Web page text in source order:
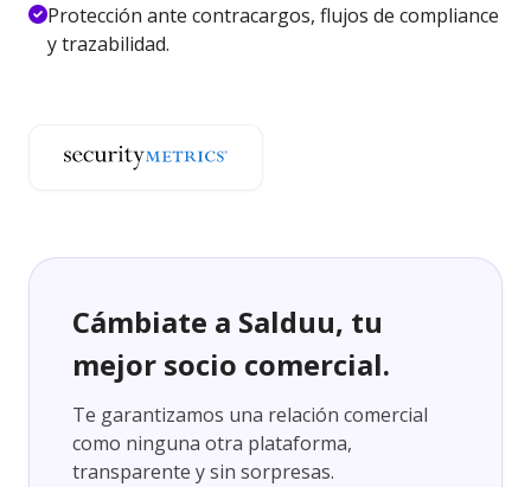
Protección ante contracargos, flujos de compliance
y trazabilidad.
Cámbiate a Salduu, tu
mejor socio comercial.
Te garantizamos una relación comercial
como ninguna otra plataforma,
transparente y sin sorpresas.